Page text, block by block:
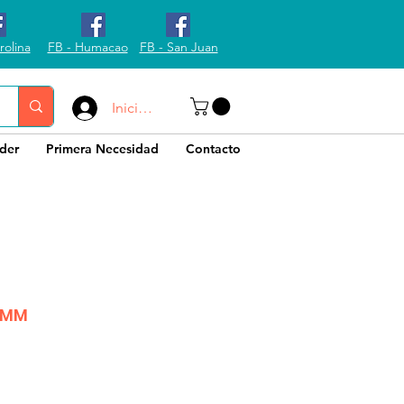
FB - Humacao FB - San Juan
Iniciar sesión
Primera Necesidad Contacto